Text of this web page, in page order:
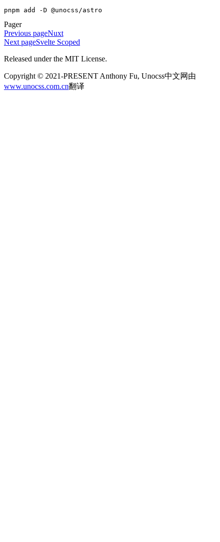
pnpm add -D @unocss/astro
Pager
Previous pageNuxt
Next pageSvelte Scoped
Released under the MIT License.
Copyright © 2021-PRESENT Anthony Fu, Unocss中文网由
www.unocss.com.cn翻译